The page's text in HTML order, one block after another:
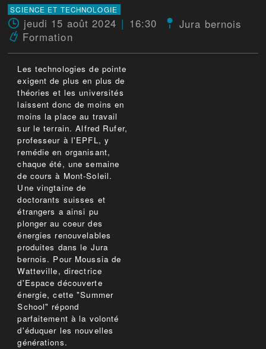
SCIENCE ET TECHNOLOGIE
jeudi 15 août 2024 16:30
Jura bernois
Formation
Les technologies de pointe
exigent de plus en plus de
théories et les universités
laissent donc de moins en
moins la place au travail
sur le terrain. Alfred Rufer,
professeur à l'EPFL, y
remédie en organisant,
chaque été, une semaine
de cours à Mont-Soleil.
Une vingtaine de
doctorants suisses et
étrangers a ainsi pu
plonger au coeur des
énergies renouvelables
produites dans le Jura
bernois. Pour Moussia de
Watteville, directrice
d'Espace découverte
énergie, cette "Summer
School" répond
parfaitement à la volonté
d'éduquer les nouvelles
générations.